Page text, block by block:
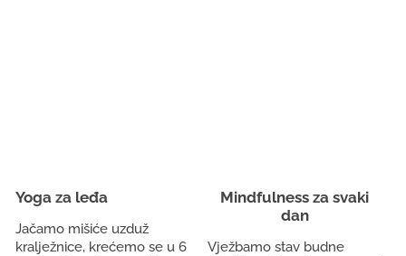
Yoga za leđa
Jačamo mišiće uzduž
kralježnice, krećemo se u 6
Mindfulness za svaki
dan
Vježbamo stav budne